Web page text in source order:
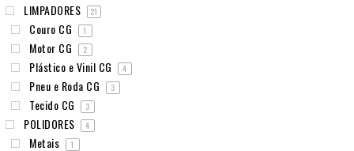
LIMPADORES 21
Couro CG 1
Motor CG 2
Plástico e Vinil CG 4
Pneu e Roda CG 3
Tecido CG 3
POLIDORES 4
Metais 1